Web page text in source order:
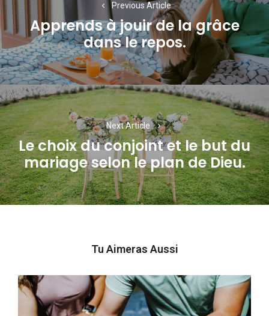
l’article
Previous Article
Previous
post:
Apprends à jouir de la grâce
dans le repos.
Next Article
Next
post:
Le choix du conjoint et le but du
mariage selon le plan de Dieu.
Tu Aimeras Aussi